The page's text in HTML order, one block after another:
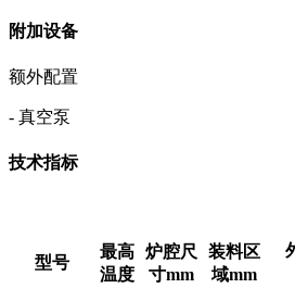
附加设备
额外配置
- 真空泵
技术指标
型号
最高
温度
炉腔尺
寸mm
装料区
域mm